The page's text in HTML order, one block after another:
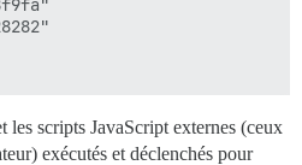
les scripts JavaScript externes (ceux
exécutés et déclenchés pour